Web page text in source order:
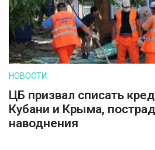
НОВОСТИ
ЦБ призвал списать
Кубани и Крыма,
наводнения